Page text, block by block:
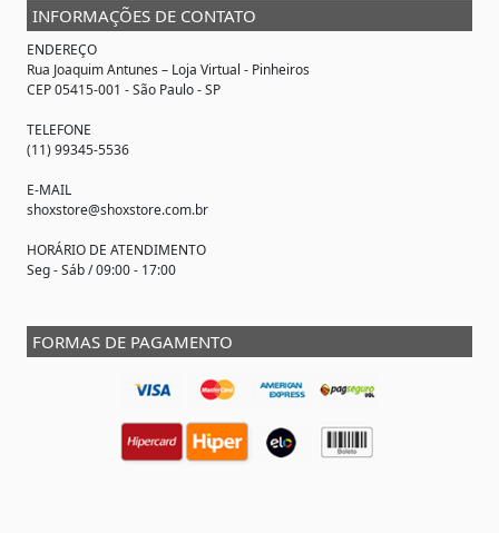
INFORMAÇÕES DE CONTATO
ENDEREÇO
Rua Joaquim Antunes – Loja Virtual - Pinheiros
CEP 05415-001 - São Paulo - SP
TELEFONE
(11) 99345-5536
E-MAIL
shoxstore@shoxstore.com.br
HORÁRIO DE ATENDIMENTO
Seg - Sáb / 09:00 - 17:00
FORMAS DE PAGAMENTO